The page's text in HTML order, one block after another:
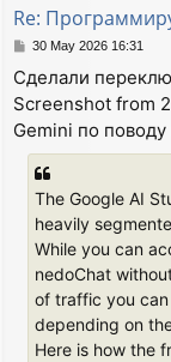
Re:
P
s
t
30 May 2026 16:31
Сделали
Screenshot from
Gemini по
The Google AI
heavily
While you can
nedoChat
of traffic you
depending on
Here is how the